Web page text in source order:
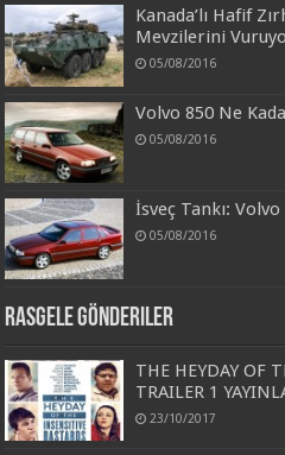
Kanada’lı Hafif
Mevzilerini
05/08/2016
Volvo 850 Ne
05/08/2016
İsveç Tankı: Volvo
05/08/2016
Rasgele Gönderiler
THE HEYDAY OF
TRAILER 1
23/10/2017